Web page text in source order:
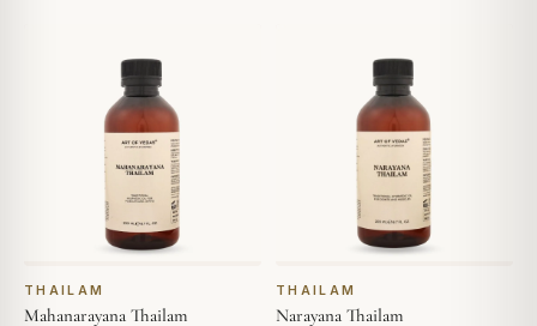
THAILAM
Mahanarayana Thailam
THAILAM
Narayana Thailam